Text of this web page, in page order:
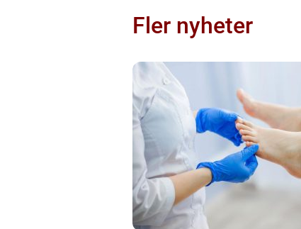
Fler nyheter